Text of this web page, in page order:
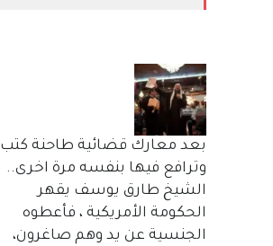
بعد معارك قضائية طاحنة كتب
وترافع فيها بنفسه مرة اخرى..
الشيخ طارق يوسف يقهر
الحكومة الأمريكية ، فأعطوه
الجنسية عن يد وهم صاغرون،